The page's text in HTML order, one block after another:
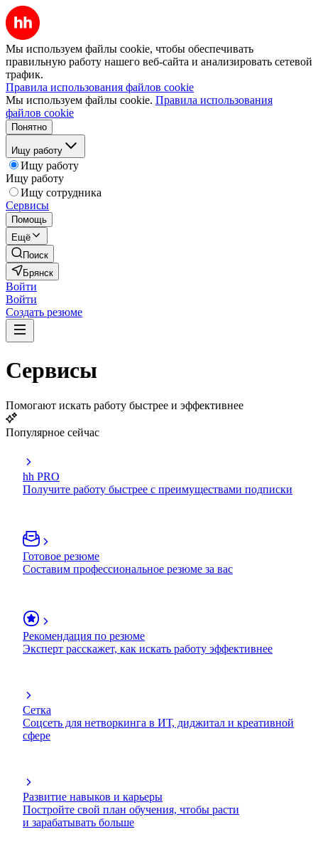
Мы используем файлы cookie, чтобы обеспечивать
правильную работу нашего веб-сайта и анализировать сетевой
трафик.
Правила использования файлов cookie
Мы используем файлы cookie. Правила использования
файлов cookie
Понятно
Ищу работу
Ищу работу
Ищу работу
Ищу сотрудника
Сервисы
Помощь
Ещё
Поиск
Брянск
Войти
Войти
Создать резюме
Сервисы
Помогают искать работу быстрее и эффективнее
Популярное сейчас
hh PRO
Получите работу быстрее с преимуществами подписки
Готовое резюме
Составим профессиональное резюме за вас
Рекомендация по резюме
Эксперт расскажет, как искать работу эффективнее
Сетка
Соцсеть для нетворкинга в ИТ, диджитал и креативной
сфере
Развитие навыков и карьеры
Постройте свой план обучения, чтобы расти
и зарабатывать больше